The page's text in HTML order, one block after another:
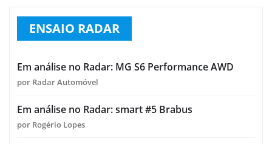
ENSAIO RADAR
Em análise no Radar: MG S6 Performance AWD
por Radar Automóvel
Em análise no Radar: smart #5 Brabus
por Rogério Lopes